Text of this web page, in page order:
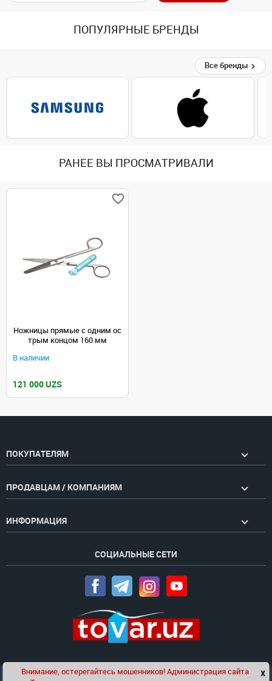
ПОПУЛЯРНЫЕ БРЕНДЫ
Все бренды
РАНЕЕ ВЫ ПРОСМАТРИВАЛИ
Ножницы прямые с одним ос
трым концом 160 мм
В наличии
121 000 UZS
ПОКУПАТЕЛЯМ
ПРОДАВЦАМ / КОМПАНИЯМ
ИНФОРМАЦИЯ
СОЦИАЛЬНЫЕ СЕТИ
Чат x
Внимание, остерегайтесь мошенников! Администрация сайта